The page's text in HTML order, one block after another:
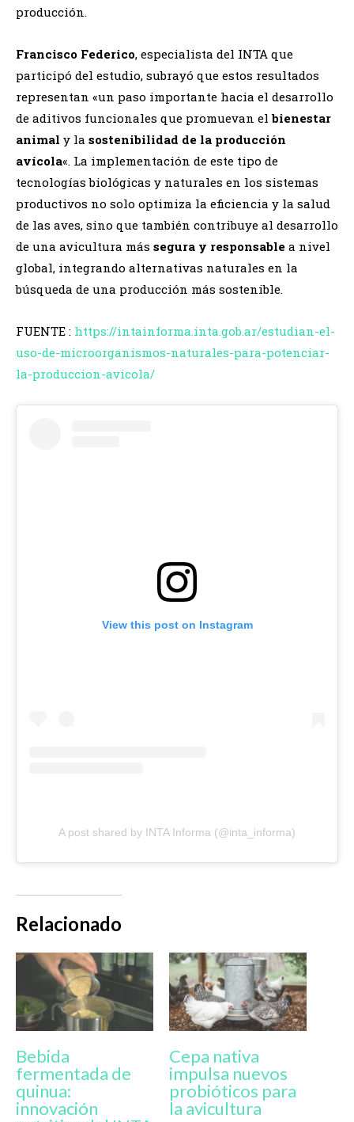
producción.
Francisco Federico, especialista del INTA que
participó del estudio, subrayó que estos resultados
representan «un paso importante hacia el desarrollo
de aditivos funcionales que promuevan elbienestar
animal y la sostenibilidad de la producción
avícola«. La implementación de este tipo de
tecnologías biológicas y naturales en los sistemas
productivos no solo optimiza la eficiencia y la salud
de las aves, sino que también contribuye al desarrollo
de una avicultura más segura y responsable a nivel
global, integrando alternativas naturales en la
búsqueda de una producción más sostenible.
FUENTE : https://intainforma.inta.gob.ar/estudian-el-
uso-de-microorganismos-naturales-para-potenciar-
la-produccion-avicola/
View this post on Instagram
A post shared by INTA Informa (@inta_informa)
Relacionado
Bebida
fermentada de
quinua:
innovación
Cepa nativa
impulsa nuevos
probióticos para
la avicultura